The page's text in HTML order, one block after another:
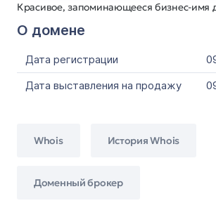
Красивое, запоминающееся бизнес-имя
О домене
Дата регистрации
Дата выставления на продажу
Whois История Whois
Доменный брокер